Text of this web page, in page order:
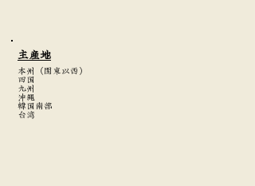
主産地
本州（関東以西）
四国
九州
沖縄
韓国南部
台湾